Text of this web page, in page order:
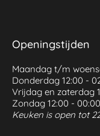
Openingstijden
Maandag t/m
Donderdag 12:00 -
Vrijdag en zaterdag
Zondag 12:00 - 00:00
Keuken is open tot